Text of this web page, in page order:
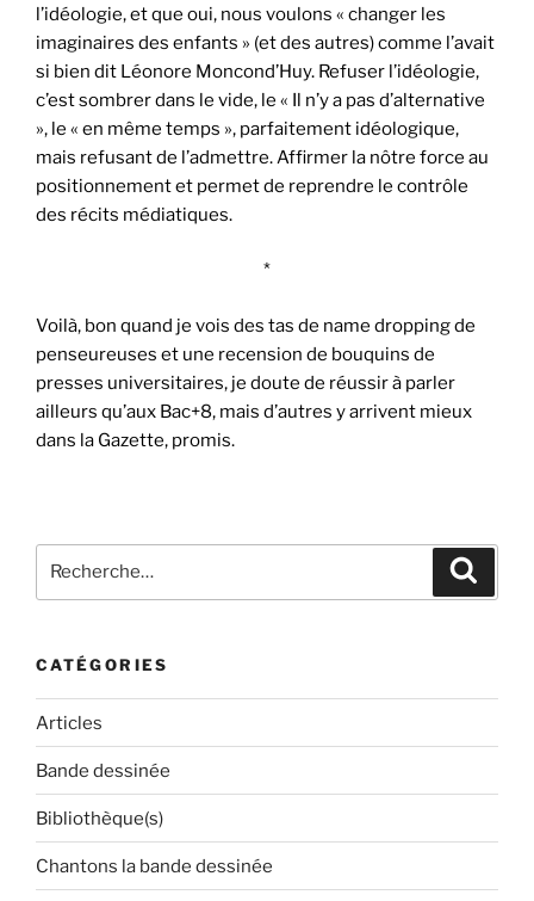
l’idéologie, et que oui, nous voulons « changer les
imaginaires des enfants » (et des autres) comme l’avait
si bien dit Léonore Moncond’Huy. Refuser l’idéologie,
c’est sombrer dans le vide, le « Il n’y a pas d’alternative
», le « en même temps », parfaitement idéologique,
mais refusant de l’admettre. Affirmer la nôtre force au
positionnement et permet de reprendre le contrôle
des récits médiatiques.
*
Voilà, bon quand je vois des tas de name dropping de
penseureuses et une recension de bouquins de
presses universitaires, je doute de réussir à parler
ailleurs qu’aux Bac+8, mais d’autres y arrivent mieux
dans la Gazette, promis.
pour
CATÉGORIES
Articles
Bande dessinée
Bibliothèque(s)
Chantons la bande dessinée